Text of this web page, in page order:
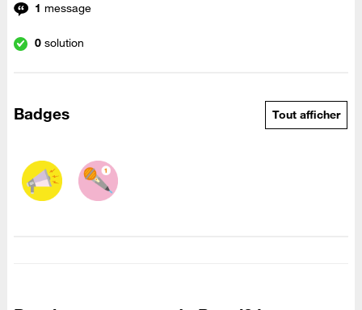
1 message
0 solution
Badges Tout afficher